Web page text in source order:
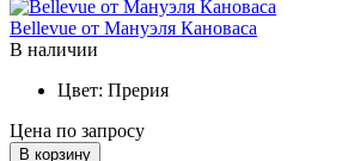
Bellevue от Мануэля Кановаса
В наличии
Цвет: Прерия
Цена по запросу
В корзину